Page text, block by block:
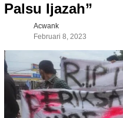
Palsu Ijazah”
Acwank
Februari 8, 2023